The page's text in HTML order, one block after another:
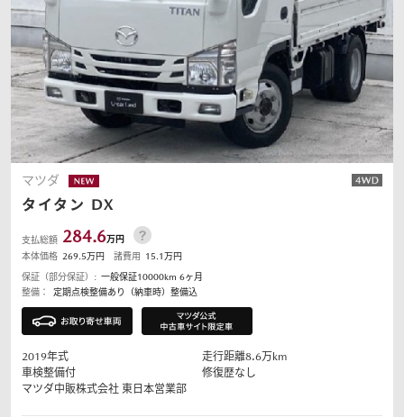
マツダ
タイタン DX
支払総額 284.6万円
本体価格 269.5万円 諸費用 15.1万円
保証（部分保証）: 一般保証10000km 6ヶ月
整備：
定期点検整備あり（納車時）整備込
2019年式 走行距離8.6万km
車検整備付
修復歴なし
マツダ中販株式会社 東日本営業部